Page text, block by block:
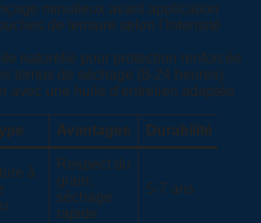
minutieux avant application
de teinture selon l’intensité
naturelle pour protection renforcée
temps de séchage (8-24 heures)
avec une huile d’entretien adaptée
Avantages Durabilité
à
Respect du
grain,
séchage
rapide
5-7 ans